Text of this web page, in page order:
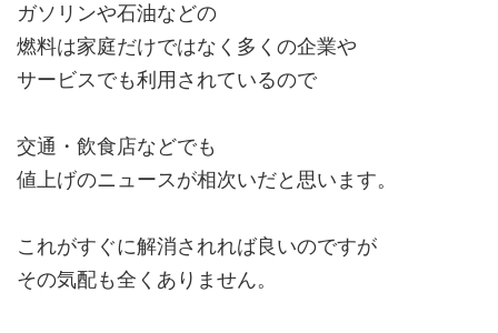
ガソリンや石油などの
燃料は家庭だけではなく多くの企業や
サービスでも利用されているので
交通・飲食店などでも
値上げのニュースが相次いだと思います。
これがすぐに解消されれば良いのですが
その気配も全くありません。